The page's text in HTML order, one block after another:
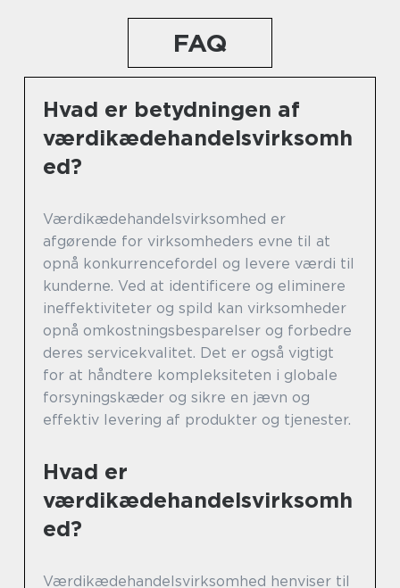
FAQ
Hvad er betydningen af
værdikædehandelsvirksomh
ed?
Værdikædehandelsvirksomhed er
afgørende for virksomheders evne til at
opnå konkurrencefordel og levere værdi til
kunderne. Ved at identificere og eliminere
ineffektiviteter og spild kan virksomheder
opnå omkostningsbesparelser og forbedre
deres servicekvalitet. Det er også vigtigt
for at håndtere kompleksiteten i globale
forsyningskæder og sikre en jævn og
effektiv levering af produkter og tjenester.
Hvad er
værdikædehandelsvirksomh
ed?
Værdikædehandelsvirksomhed henviser til